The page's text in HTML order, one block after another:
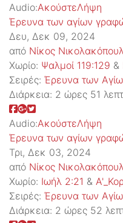
Audio:ΑκούστεΛήψη
Έρευνα των αγίων
Δευ, Δεκ 09, 2024
από Νίκος
Χωρίο: Ψαλμοί 119:129 &
Σειρές: Έρευνα των
Διάρκεια: 2 ώρες 51
Audio:ΑκούστεΛήψη
Έρευνα των αγίων
Τρι, Δεκ 03, 2024
από Νίκος
Χωρίο: Ιωήλ 2:21 &
Σειρές: Έρευνα των
Διάρκεια: 2 ώρες 52